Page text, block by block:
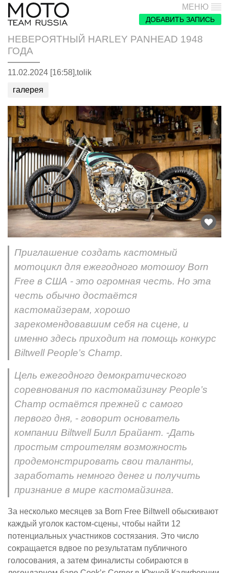
МЕНЮ
ДОБАВИТЬ ЗАПИСЬ
НЕВЕРОЯТНЫЙ HARLEY PANHEAD 1948
ГОДА
11.02.2024 [16:58],tolik
галерея
Приглашение создать кастомный
мотоцикл для ежегодного мотошоу Born
Free в США - это огромная честь. Но эта
честь обычно достаётся
кастомайзерам, хорошо
зарекомендовавшим себя на сцене, и
именно здесь приходит на помощь конкурс
Biltwell People’s Champ.
Цель ежегодного демократического
соревнования по кастомайзингу People’s
Champ остаётся прежней с самого
первого дня, - говорит основатель
компании Biltwell Билл Брайант. -Дать
простым строителям возможность
продемонстрировать свои таланты,
заработать немного денег и получить
признание в мире кастомайзинга.
За несколько месяцев за Born Free Biltwell обыскивают
каждый уголок кастом-сцены, чтобы найти 12
потенциальных участников состязания. Это число
сокращается вдвое по результатам публичного
голосования, а затем финалисты собираются в